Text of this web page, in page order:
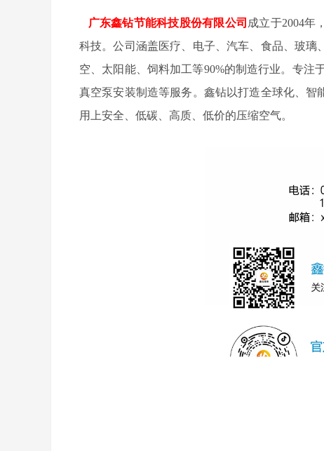
广东鑫钻节能科技股份有限公司 成立于2004年
科技。公司涵盖医疗、电子、汽车、食品、玻
空、太阳能、饲料加工等90%的制造行业。专注
真空泵安装制造等服务。鑫钻以打造全球化、
用上安全、低碳、高质、低价的压缩空气。